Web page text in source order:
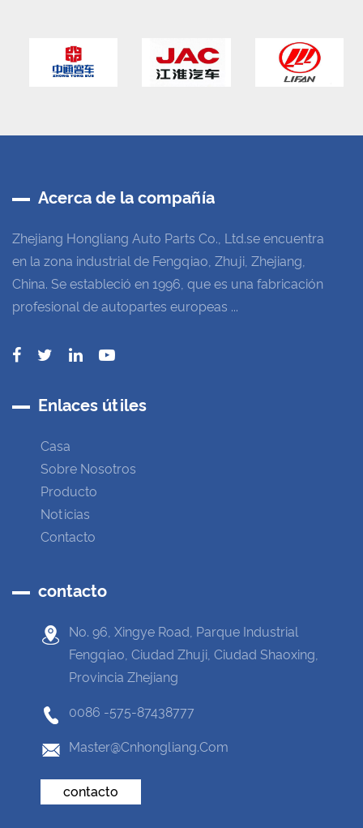
Acerca de la compañía
Zhejiang Hongliang Auto Parts Co., Ltd.se encuentra
en la zona industrial de Fengqiao, Zhuji, Zhejiang,
China. Se estableció en 1996, que es una fabricación
profesional de autopartes europeas ...
Enlaces útiles
Casa
Sobre Nosotros
Producto
Noticias
Contacto
contacto
No. 96, Xingye Road, Parque Industrial
Fengqiao, Ciudad Zhuji, Ciudad Shaoxing,
Provincia Zhejiang
0086 -575-87438777
Master@cnhongliang.com
contacto